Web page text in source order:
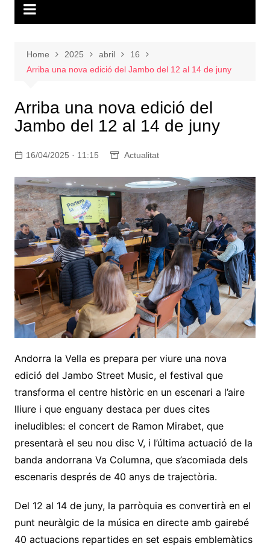
Home 2025 abril
16
Arriba una nova edició del Jambo del 12 al 14 de juny
Arriba una nova edició del
Jambo del 12 al 14 de juny
16/04/2025 · 11:15 Actualitat
Andorra la Vella es prepara per viure una nova
edició del Jambo Street Music, el festival que
transforma el centre històric en un escenari a l’aire
lliure i que enguany destaca per dues cites
ineludibles: el concert de Ramon Mirabet, que
presentarà el seu nou disc V, i l’última actuació de la
banda andorrana Va Columna, que s’acomiada dels
escenaris després de 40 anys de trajectòria.
Del 12 al 14 de juny, la parròquia es convertirà en el
punt neuràlgic de la música en directe amb gairebé
40 actuacions repartides en set espais emblemàtics